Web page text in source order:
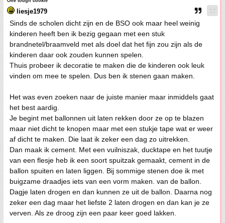
liesje1979
Sinds de scholen dicht zijn en de BSO ook maar heel weinig
kinderen heeft ben ik bezig gegaan met een stuk
brandnetel/braamveld met als doel dat het fijn zou zijn als de
kinderen daar ook zouden kunnen spelen.
Thuis probeer ik decoratie te maken die de kinderen ook leuk
vinden om mee te spelen. Dus ben ik stenen gaan maken.
Het was even zoeken naar de juiste manier maar inmiddels gaat
het best aardig.
Je begint met ballonnen uit laten rekken door ze op te blazen
maar niet dicht te knopen maar met een stukje tape wat er weer
af dicht te maken. Die laat ik zeker een dag zo uitrekken.
Dan maak ik cement. Met een vuilniszak, ducktape en het tuutje
van een flesje heb ik een soort spuitzak gemaakt, cement in de
ballon spuiten en laten liggen. Bij sommige stenen doe ik met
buigzame draadjes iets van een vorm maken. van de ballon.
Dagje laten drogen en dan kunnen ze uit de ballon. Daarna nog
zeker een dag maar het liefste 2 laten drogen en dan kan je ze
verven. Als ze droog zijn een paar keer goed lakken.